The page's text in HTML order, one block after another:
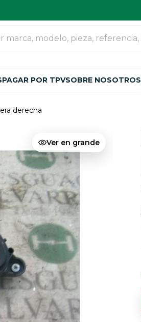
PAGAR POR TPVSOBRE NOSOTROS
derecha
Ver en grande